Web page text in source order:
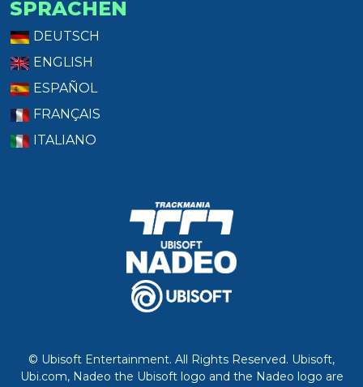
SPRACHEN
DEUTSCH
ENGLISH
ESPAÑOL
FRANÇAIS
ITALIANO
© Ubisoft Entertainment. All Rights Reserved. Ubisoft,
Ubi.com, Nadeo the Ubisoft logo and the Nadeo logo are